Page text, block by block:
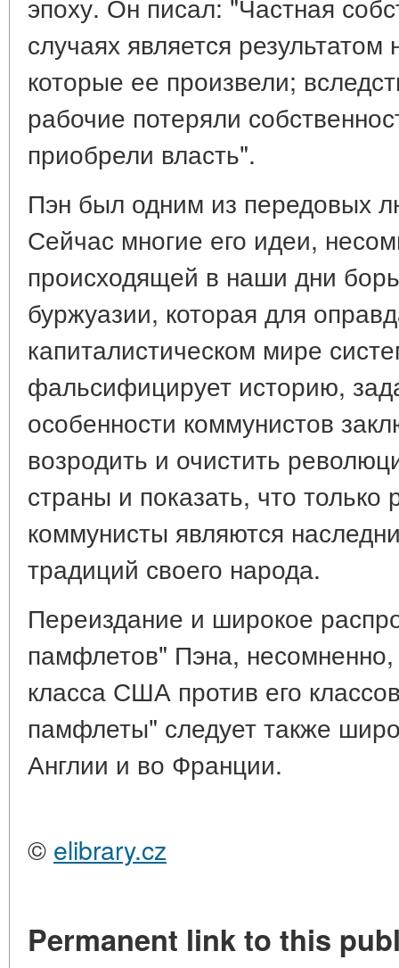
случаях является
которые ее произвели;
рабочие потеряли
приобрели власть".
Пэн был одним из передовых
Сейчас многие его идеи,
происходящей в наши дни
буржуазии, которая для
капиталистическом мире
фальсифицирует историю,
особенности коммунистов
возродить и очистить
страны и показать, что только
коммунисты являются
традиций своего народа.
Переиздание и широкое
памфлетов" Пэна,
класса США против его
памфлеты" следует также
Англии и во Франции.
© elibrary.cz
Permanent link to this